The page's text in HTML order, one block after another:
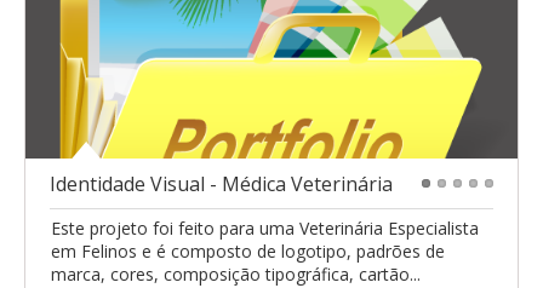
Identidade Visual - Médica Veterinária
Este projeto foi feito para uma Veterinária Especialista
em Felinos e é composto de logotipo, padrões de
marca, cores, composição tipográfica, cartão...